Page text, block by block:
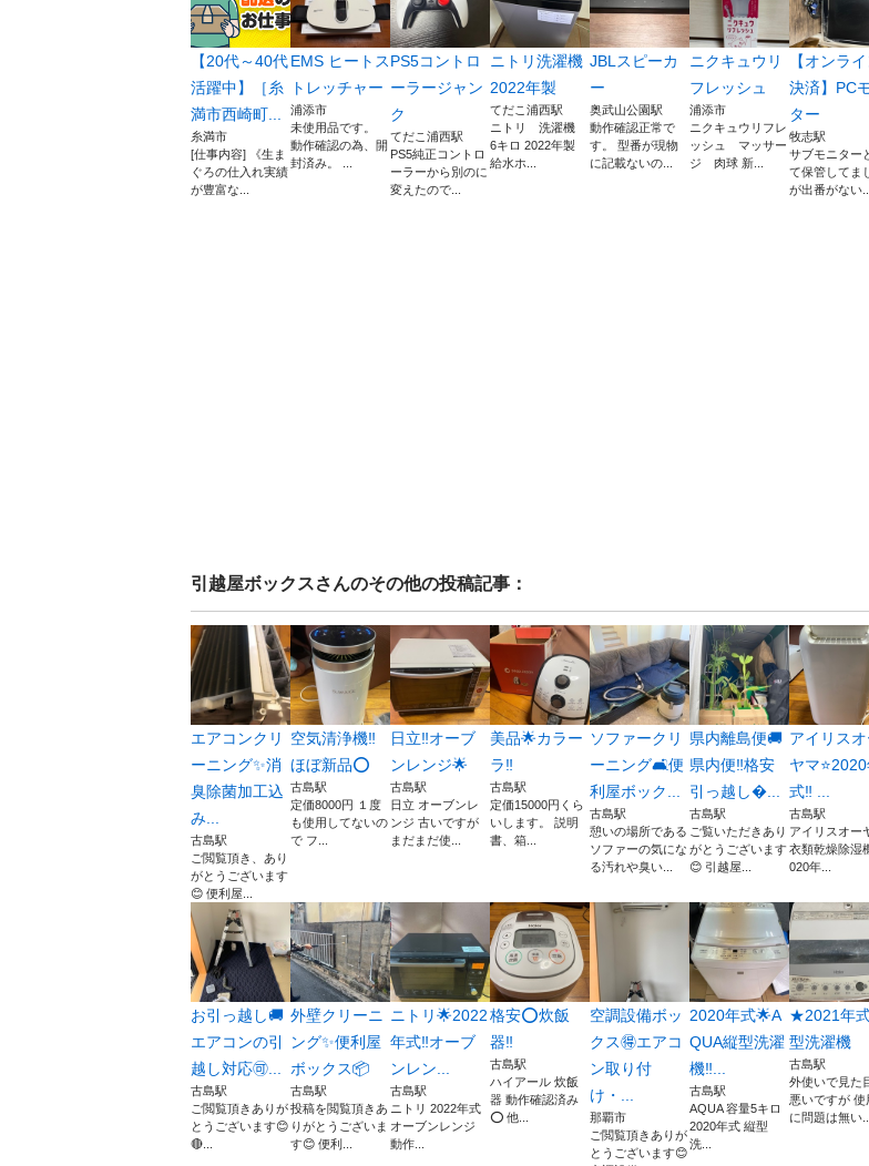
【20代～40代
活躍中】［糸
満市西崎町...
糸満市
[仕事内容] 《生ま
ぐろの仕入れ実績
が豊富な...
EMS ヒートス
トレッチャー
浦添市
未使用品です。
動作確認の為、開
封済み。 ...
PS5コントロ
ーラージャン
ク
てだこ浦西駅
PS5純正コントロ
ーラーから別のに
変えたので...
ニトリ洗濯機
2022年製
てだこ浦西駅
ニトリ 洗濯機
6キロ 2022年製
給水ホ...
JBLスピーカ
ー
奥武山公園駅
動作確認正常で
す。 型番が現物
に記載ないの...
ニクキュウリ
フレッシュ
浦添市
ニクキュウリフレ
ッシュ マッサー
ジ 肉球 新...
【オンラ
決済】PC
ター
牧志駅
サブモニター
て保管してま
が出番がない...
引越屋ボックスさんのその他の投稿記事：
エアコンクリ
ーニング✨消
臭除菌加工込
み...
古島駅
ご閲覧頂き、あり
がとうございます
😊 便利屋...
空気清浄機‼️
ほぼ新品⭕️
古島駅
定価8000円 １度
も使用してないの
で フ...
日立‼️オーブ
ンレンジ🌟
古島駅
日立 オーブンレ
ンジ 古いですが
まだまだ使...
美品🌟カラー
ラ‼️
古島駅
定価15000円くら
いします。 説明
書、箱...
ソファークリ
ーニング🛋️便
利屋ボック...
古島駅
憩いの場所である
ソファーの気にな
る汚れや臭い...
県内離島便🚚
県内便‼️格安
引っ越し...
古島駅
ご覧いただきあり
がとうございます
😊 引越屋...
アイリスオ
ヤマ
式‼️ ...
古島駅
アイリスオー
衣類乾燥除湿
020年...
お引っ越し🚚
エアコンの引
越し対応🉑...
古島駅
ご閲覧頂きありが
とうございます😊
🔴...
外壁クリーニ
ング✨便利屋
ボックス📦
古島駅
投稿を閲覧頂きあ
りがとうございま
す😊 便利...
ニトリ🌟2022
年式‼️オーブ
ンレン...
古島駅
ニトリ 2022年式
オーブンレンジ
動作...
格安⭕️炊飯
器‼️
古島駅
ハイアール 炊飯
器 動作確認済み
⭕️ 他...
空調設備ボッ
クス🉐エアコ
ン取り付
け・...
那覇市
ご閲覧頂きありが
とうございます😊
2020年式🌟A
QUA縦型洗濯
機‼️...
古島駅
AQUA 容量5キロ
2020年式 縦型
洗...
★2021年
型洗濯機
古島駅
外使いで見た
悪いですが 使
に問題は無い...